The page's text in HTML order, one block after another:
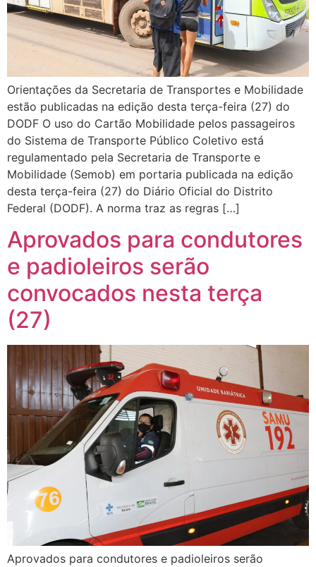
Orientações da Secretaria de Transportes e Mobilidade
estão publicadas na edição desta terça-feira (27) do
DODF O uso do Cartão Mobilidade pelos passageiros
do Sistema de Transporte Público Coletivo está
regulamentado pela Secretaria de Transporte e
Mobilidade (Semob) em portaria publicada na edição
desta terça-feira (27) do Diário Oficial do Distrito
Federal (DODF). A norma traz as regras […]
Aprovados para condutores
e padioleiros serão
convocados nesta terça
(27)
Aprovados para condutores e padioleiros serão